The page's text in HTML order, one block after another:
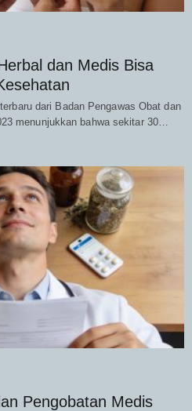
dan Medis Bisa
dari Badan Pengawas Obat dan
menunjukkan bahwa sekitar 30…
Pengobatan Medis